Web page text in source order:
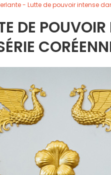
- Lutte de pouvoir intense
DE